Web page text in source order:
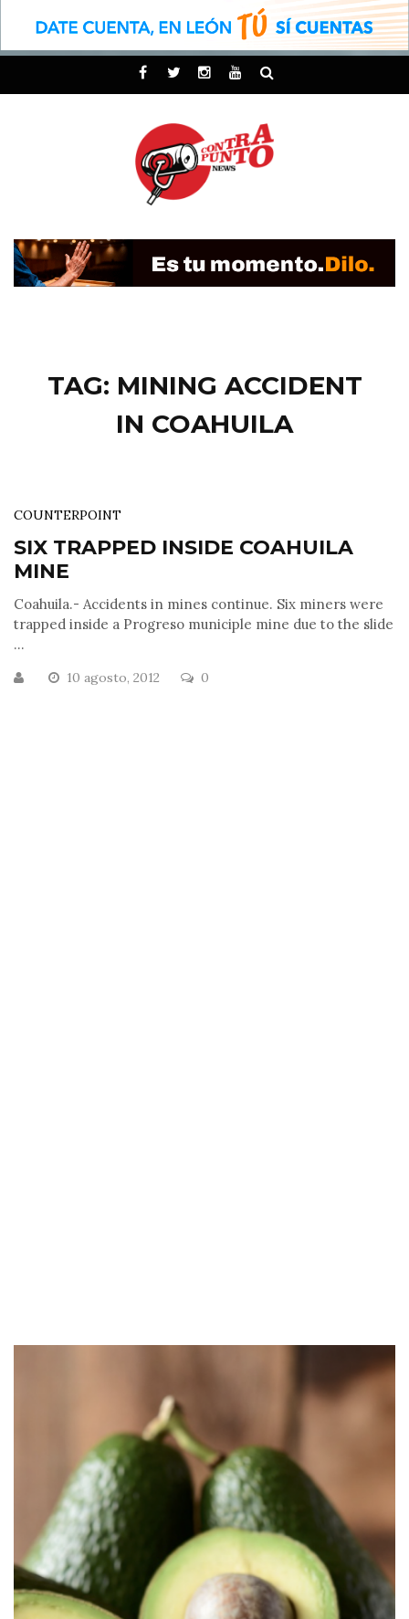
TAG: MINING ACCIDENT
IN COAHUILA
COUNTERPOINT
SIX TRAPPED INSIDE COAHUILA
MINE
Coahuila.- Accidents in mines continue. Six miners were
trapped inside a Progreso municiple mine due to the slide
...
10 agosto, 2012 0